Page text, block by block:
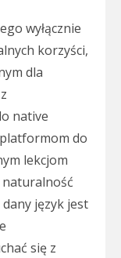
wyłącznie
korzyści,
dla
native
do
lekcjom
naturalność
język jest
się z